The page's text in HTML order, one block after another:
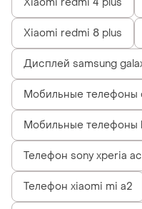
Xiaomi redmi 8 plus
Дисплей samsung
Мобильные телефоны
Мобильные телефоны
Телефон sony xperia
Телефон xiaomi mi a2